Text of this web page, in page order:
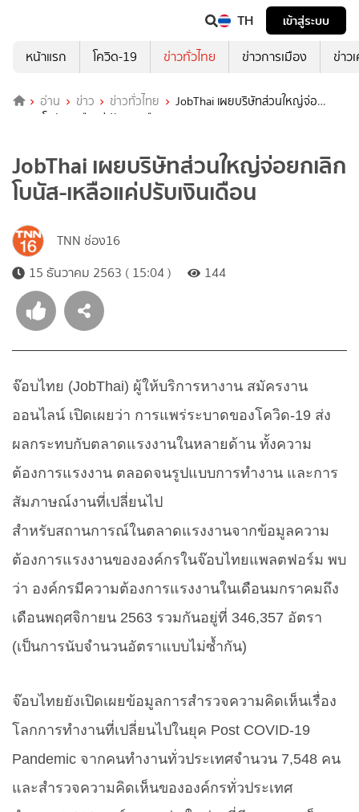
TH
เข้าสู่ระบบ
หน้าแรก
โควิด-19 ข่าวทั่วไทย ข่าวการเมือง ข่าว
อ่าน ข่าว ข่าวทั่วไทย
JobThai เผยบริษัทส่วนใหญ่จ่อ
ยกเลิกโบนัส-เหลือแค่ปรับเงินเดือน
JobThai เผยบริษัทส่วนใหญ่จ่อยกเลิก
โบนัส-เหลือแค่ปรับเงินเดือน
TNN ช่อง16
15 ธันวาคม 2563 ( 15:04 )
144
จ๊อบไทย (JobThai) ผู้ให้บริการหางาน สมัครงาน
ออนไลน์ เปิดเผยว่า การแพร่ระบาดของโควิด-19 ส่ง
ผลกระทบกับตลาดแรงงานในหลายด้าน ทั้งความ
ต้องการแรงงาน ตลอดจนรูปแบบการทำงาน และการ
สัมภาษณ์งานที่เปลี่ยนไป
สำหรับสถานการณ์ในตลาดแรงงานจากข้อมูลความ
ต้องการแรงงานขององค์กรในจ๊อบไทยแพลตฟอร์ม พบ
ว่า องค์กรมีความต้องการแรงงานในเดือนมกราคมถึง
เดือนพฤศจิกายน 2563 รวมกันอยู่ที่ 346,357 อัตรา
(เป็นการนับจำนวนอัตราแบบไม่ซ้ำกัน)
จ๊อบไทยยังเปิดเผยข้อมูลการสำรวจความคิดเห็นเรื่อง
โลกการทำงานที่เปลี่ยนไปในยุค Post COVID-19
Pandemic จากคนทำงานทั่วประเทศจำนวน 7,548 คน
และสำรวจความคิดเห็นขององค์กรทั่วประเทศ